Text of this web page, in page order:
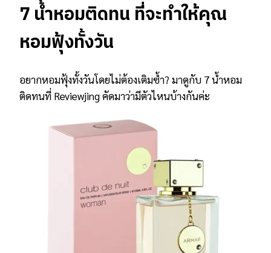
7 น้ำหอมติดทน ที่จะทำให้คุณ
หอมฟุ้งทั้งวัน
อยากหอมฟุ้งทั้งวันโดยไม่ต้องเติมซ้ำ? มาดูกับ 7 น้ำหอม
ติดทนที่ Reviewjing คัดมาว่ามีตัวไหนบ้างกันค่ะ